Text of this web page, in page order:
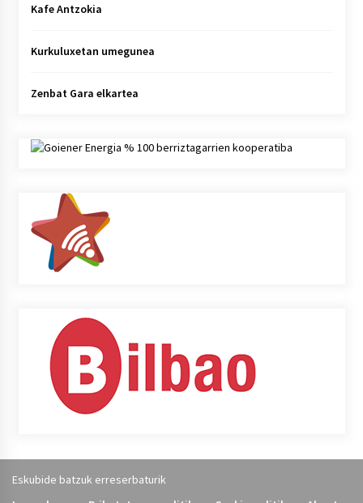
Kafe Antzokia
Kurkuluxetan umegunea
Zenbat Gara elkartea
Eskubide batzuk erreserbaturik